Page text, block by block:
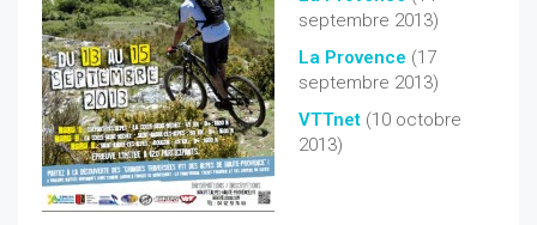
septembre 2013)
La Provence (17
septembre 2013)
VTTnet (10 octobre
2013)